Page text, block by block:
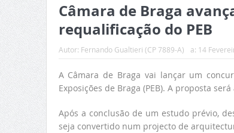
Câmara de Braga
requalificação do PEB
Autor: Fernando Gualtieri (CP 7889-A) a: 14
A Câmara de Braga vai lançar um
Exposições de Braga (PEB). A proposta
Após a conclusão de um estudo prévio,
seja convertido num projecto de